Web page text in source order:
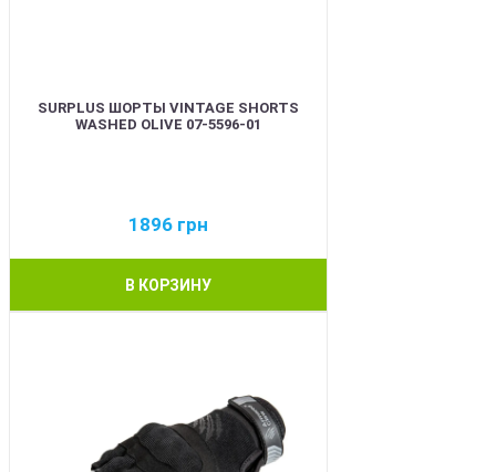
SURPLUS ШОРТЫ VINTAGE SHORTS
WASHED OLIVE 07-5596-01
1896 грн
В КОРЗИНУ